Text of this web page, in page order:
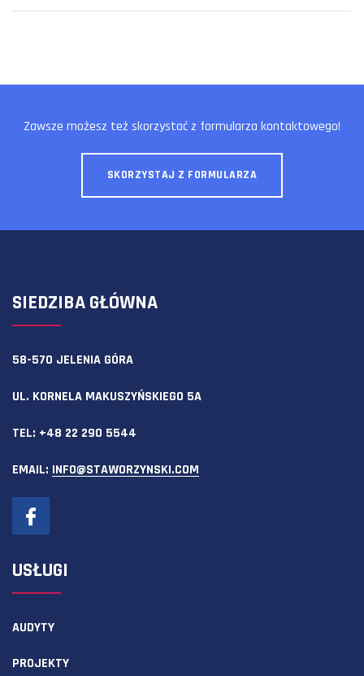
Zawsze możesz też skorzystać z formularza kontaktowego!
SKORZYSTAJ Z FORMULARZA
SIEDZIBA GŁÓWNA
58-570 JELENIA GÓRA
UL. KORNELA MAKUSZYŃSKIEGO 5A
TEL: +48 22 290 5544
EMAIL: INFO@STAWORZYNSKI.COM
USŁUGI
AUDYTY
PROJEKTY